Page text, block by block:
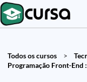
Todos os cursos >
Programação Front-End